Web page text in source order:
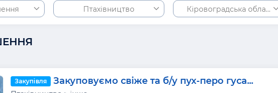
Птахівництво Кіровоградська область
Закупівля Закуповуємо свіже та б/у пух-перо гуса...